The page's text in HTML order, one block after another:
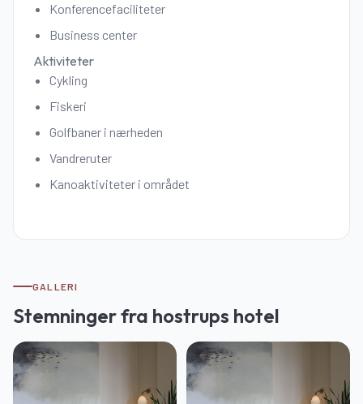
Konferencefaciliteter
Business center
Aktiviteter
Cykling
Fiskeri
Golfbaner i nærheden
Vandreruter
Kanoaktiviteter i området
GALLERI
Stemninger fra hostrups hotel